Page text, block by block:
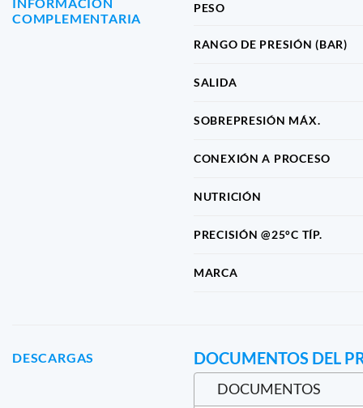
COMPLEMENTARIA
PESO
RANGO DE PRESIÓN (BAR)
SALIDA
SOBREPRESIÓN MÁX.
CONEXIÓN A PROCESO
NUTRICIÓN
PRECISIÓN @25°C TÍP.
MARCA
DESCARGAS DOCUMENTOS DEL
DOCUMENTOS